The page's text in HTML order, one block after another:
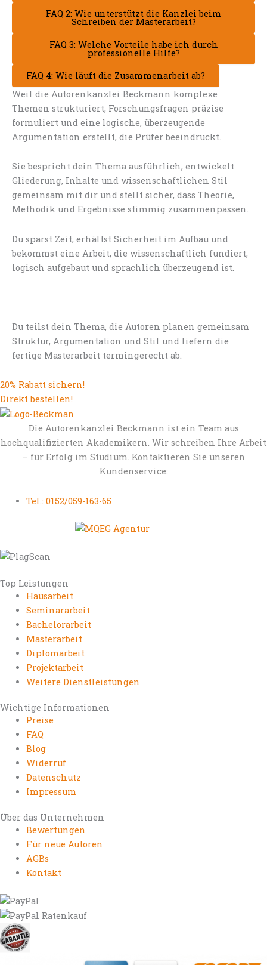
FAQ 2: Wie unterstützt die Kanzlei beim
Schreiben der Masterarbeit?
FAQ 3: Welche Vorteile habe ich durch
professionelle Hilfe?
FAQ 4: Wie läuft die Zusammenarbeit ab?
Weil die Autorenkanzlei Beckmann komplexe
Themen strukturiert, Forschungsfragen präzise
formuliert und eine logische, überzeugende
Argumentation erstellt, die Prüfer beeindruckt.
Sie bespricht dein Thema ausführlich, entwickelt
Gliederung, Inhalte und wissenschaftlichen Stil
gemeinsam mit dir und stellt sicher, dass Theorie,
Methodik und Ergebnisse stimmig zusammenpassen.
Du sparst Zeit, erhältst Sicherheit im Aufbau und
bekommst eine Arbeit, die wissenschaftlich fundiert,
logisch aufgebaut und sprachlich überzeugend ist.
Du teilst dein Thema, die Autoren planen gemeinsam
Struktur, Argumentation und Stil und liefern die
fertige Masterarbeit termingerecht ab.
20% Rabatt sichern!
Direkt bestellen!
Die Autorenkanzlei Beckmann ist ein Team aus
hochqualifizierten Akademikern. Wir schreiben Ihre Arbeit
– für Erfolg im Studium. Kontaktieren Sie unseren
Kundenservice:
Tel.: 0152/059-163-65
Top Leistungen
Hausarbeit
Seminararbeit
Bachelorarbeit
Masterarbeit
Diplomarbeit
Projektarbeit
Weitere Dienstleistungen
Wichtige Informationen
Preise
FAQ
Blog
Widerruf
Datenschutz
Impressum
Über das Unternehmen
Bewertungen
Für neue Autoren
AGBs
Kontakt